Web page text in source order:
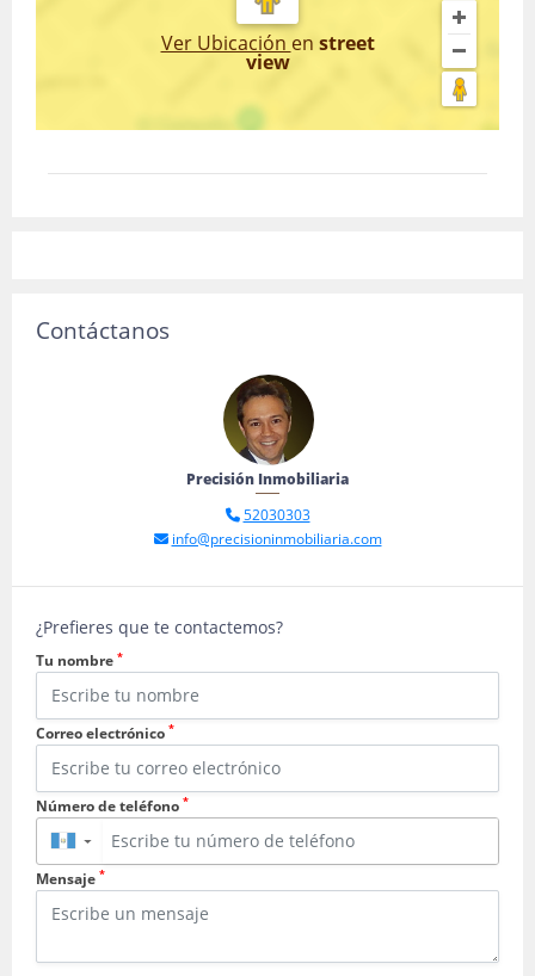
Ver Ubicación en street
view
Contáctanos
Precisión Inmobiliaria
52030303
info@precisioninmobiliaria.com
¿Prefieres que te contactemos?
Tu nombre *
Correo electrónico *
Número de teléfono *
▼
Mensaje *